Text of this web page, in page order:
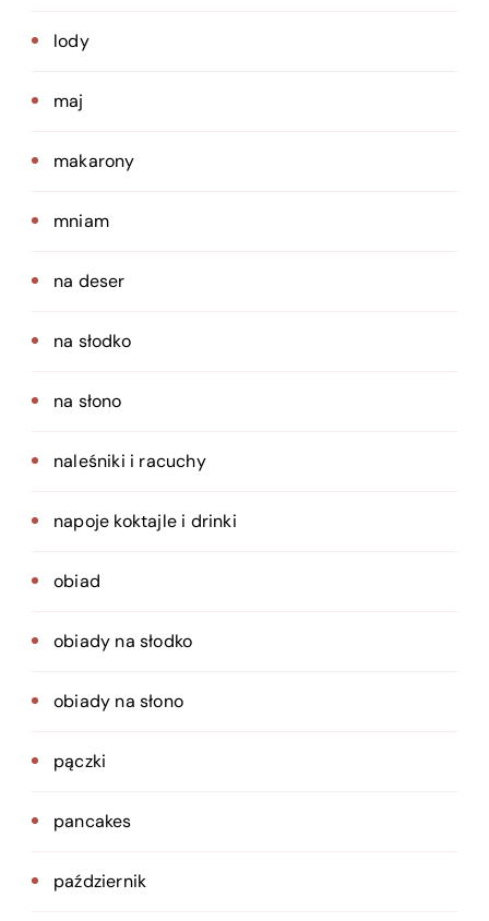
lody
maj
makarony
mniam
na deser
na słodko
na słono
naleśniki i racuchy
napoje koktajle i drinki
obiad
obiady na słodko
obiady na słono
pączki
pancakes
październik